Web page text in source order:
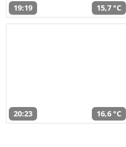
19:19 15,7 °C
20:23 16,6 °C